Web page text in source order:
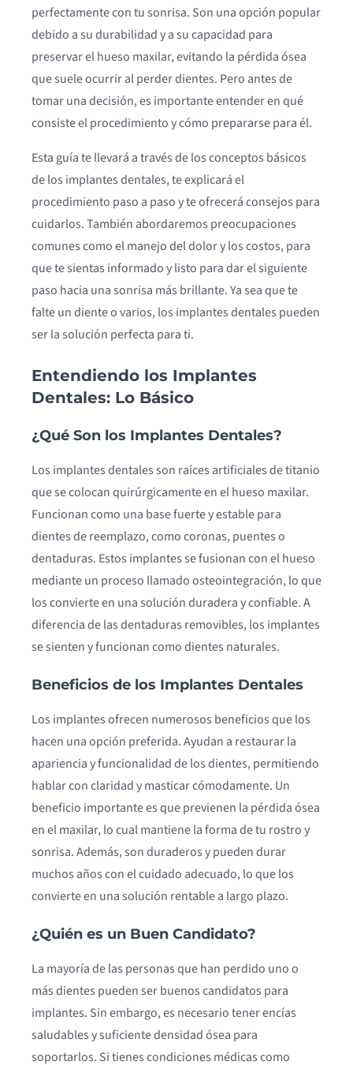
perfectamente con tu sonrisa. Son una opción popular
debido a su durabilidad y a su capacidad para
preservar el hueso maxilar, evitando la pérdida ósea
que suele ocurrir al perder dientes. Pero antes de
tomar una decisión, es importante entender en qué
consiste el procedimiento y cómo prepararse para él.
Esta guía te llevará a través de los conceptos básicos
de los implantes dentales, te explicará el
procedimiento paso a paso y te ofrecerá consejos para
cuidarlos. También abordaremos preocupaciones
comunes como el manejo del dolor y los costos, para
que te sientas informado y listo para dar el siguiente
paso hacia una sonrisa más brillante. Ya sea que te
falte un diente o varios, los implantes dentales pueden
ser la solución perfecta para ti.
Entendiendo los Implantes
Dentales: Lo Básico
¿Qué Son los Implantes Dentales?
Los implantes dentales son raíces artificiales de titanio
que se colocan quirúrgicamente en el hueso maxilar.
Funcionan como una base fuerte y estable para
dientes de reemplazo, como coronas, puentes o
dentaduras. Estos implantes se fusionan con el hueso
mediante un proceso llamado osteointegración, lo que
los convierte en una solución duradera y confiable. A
diferencia de las dentaduras removibles, los implantes
se sienten y funcionan como dientes naturales.
Beneficios de los Implantes Dentales
Los implantes ofrecen numerosos beneficios que los
hacen una opción preferida. Ayudan a restaurar la
apariencia y funcionalidad de los dientes, permitiendo
hablar con claridad y masticar cómodamente. Un
beneficio importante es que previenen la pérdida ósea
en el maxilar, lo cual mantiene la forma de tu rostro y
sonrisa. Además, son duraderos y pueden durar
muchos años con el cuidado adecuado, lo que los
convierte en una solución rentable a largo plazo.
¿Quién es un Buen Candidato?
La mayoría de las personas que han perdido uno o
más dientes pueden ser buenos candidatos para
implantes. Sin embargo, es necesario tener encías
saludables y suficiente densidad ósea para
soportarlos. Si tienes condiciones médicas como